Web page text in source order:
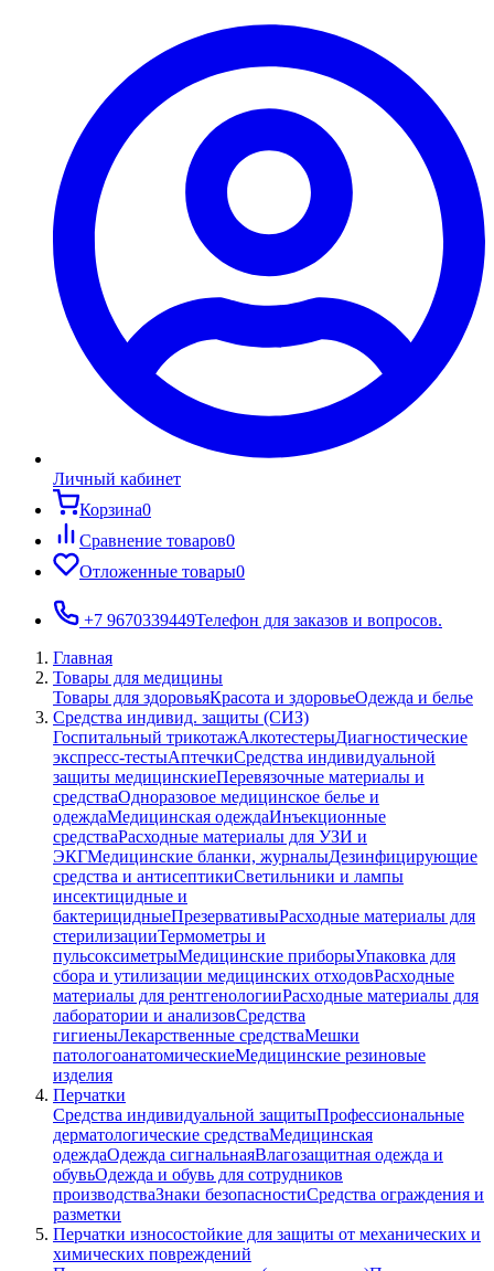
Личный кабинет
Корзина0
Сравнение товаров0
Отложенные товары0
+7 9670339449Телефон для заказов и вопросов.
Главная
Товары для медицины
Товары для здоровьяКрасота и здоровьеОдежда и белье
Средства индивид. защиты (СИЗ)
Госпитальный трикотажАлкотестерыДиагностические
экспресс-тестыАптечкиСредства индивидуальной
защиты медицинскиеПеревязочные материалы и
средстваОдноразовое медицинское белье и
одеждаМедицинская одеждаИнъекционные
средстваРасходные материалы для УЗИ и
ЭКГМедицинские бланки, журналыДезинфицирующие
средства и антисептикиСветильники и лампы
инсектицидные и
бактерицидныеПрезервативыРасходные материалы для
стерилизацииТермометры и
пульсоксиметрыМедицинские приборыУпаковка для
сбора и утилизации медицинских отходовРасходные
материалы для рентгенологииРасходные материалы для
лаборатории и анализовСредства
гигиеныЛекарственные средстваМешки
патологоанатомическиеМедицинские резиновые
изделия
Перчатки
Средства индивидуальной защитыПрофессиональные
дерматологические средстваМедицинская
одеждаОдежда сигнальнаяВлагозащитная одежда и
обувьОдежда и обувь для сотрудников
производстваЗнаки безопасностиСредства ограждения и
разметки
Перчатки износостойкие для защиты от механических и
химических повреждений